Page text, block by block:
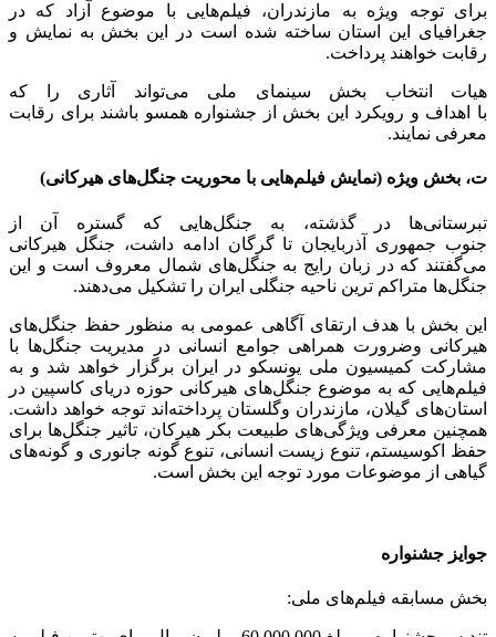
برای توجه ویژه به مازندران، فیلم‌هایی با موضوع آزاد که در
جغرافیای این استان ساخته شده است در این بخش به نمایش و
رقابت خواهند پرداخت.
هیات انتخاب بخش سینمای ملی می‌تواند آثاری را که
با اهداف و رویکرد این بخش از جشنواره همسو باشند برای رقابت
معرفی نمایند.
ت، بخش ویژه (نمایش فیلم‌هایی با محوریت جنگل‌های هیرکانی)
تبرستانی‌ها در گذشته، به جنگل‌هایی که گستره آن از
جنوب جمهوری آذربایجان تا گرگان ادامه داشت، جنگل هیرکانی
می‌گفتند که در زبان رایج به جنگل‌های شمال معروف است و این
جنگل‌ها متراکم ترین ناحیه جنگلی ایران را تشکیل می‌دهند.
این بخش با هدف ارتقای آگاهی عمومی به منظور حفظ جنگل‌های
هیرکانی وضرورت همراهی جوامع انسانی در مدیریت جنگل‌ها با
مشارکت کمیسیون ملی یونسکو در ایران برگزار خواهد شد و به
فیلم‌هایی که به موضوع جنگل‌های هیرکانی حوزه دریای کاسپین در
استان‌های گیلان، مازندران وگلستان پرداخته‌اند توجه خواهد داشت.
همچنین معرفی ویژگی‌های طبیعت بکر هیرکان، تاثیر جنگل‌ها برای
حفظ اکوسیستم، تنوع زیست انسانی، تنوع گونه جانوری و گونه‌های
گیاهی از موضوعات مورد توجه این بخش است.
جوایز جشنواره
بخش مسابقه فیلم‌های ملی: